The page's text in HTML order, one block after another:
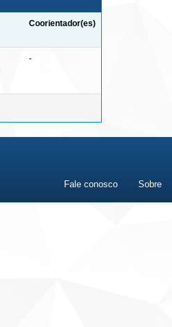
Coorientador(es)
-
Fale conosco Sobre